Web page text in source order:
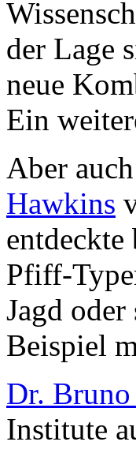
der Lage
neue
Ein
Aber
Hawkins
Pfiff-
Jagd
Beispiel
Dr.
Institute